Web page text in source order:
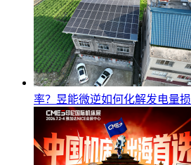
率？昱能微逆如何化解发电量损